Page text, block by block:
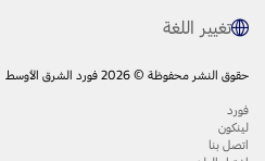
تغيير اللغة
حقوق النشر محفوظة © 2026 فورد الشرق الأوسط
فورد
لينكون
اتصل بنا